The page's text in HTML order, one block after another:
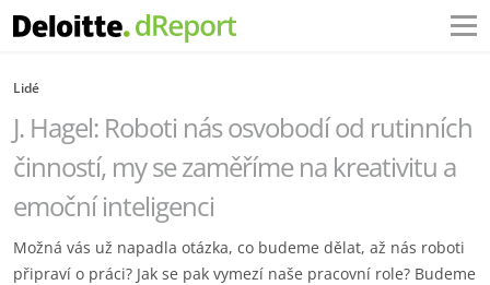
Lidé
J. Hagel: Roboti nás osvobodí od rutinních
činností, my se zaměříme na kreativitu a
emoční inteligenci
Možná vás už napadla otázka, co budeme dělat, až nás roboti
připraví o práci? Jak se pak vymezí naše pracovní role? Budeme